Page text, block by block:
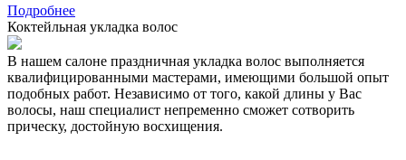
Подробнее
Коктейльная укладка волос
В нашем салоне праздничная укладка волос выполняется
квалифицированными мастерами, имеющими большой опыт
подобных работ. Независимо от того, какой длины у Вас
волосы, наш специалист непременно сможет сотворить
прическу, достойную восхищения.